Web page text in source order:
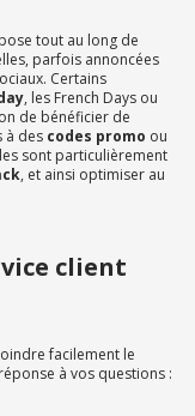
tout au long de
parfois annoncées
Certains
, les French Days ou
de bénéficier de
à des codes promo ou
sont particulièrement
, et ainsi optimiser au
client
facilement le
à vos questions :